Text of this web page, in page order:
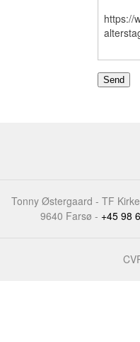
Tonny Østergaard - TF
9640 Farsø - +45 98